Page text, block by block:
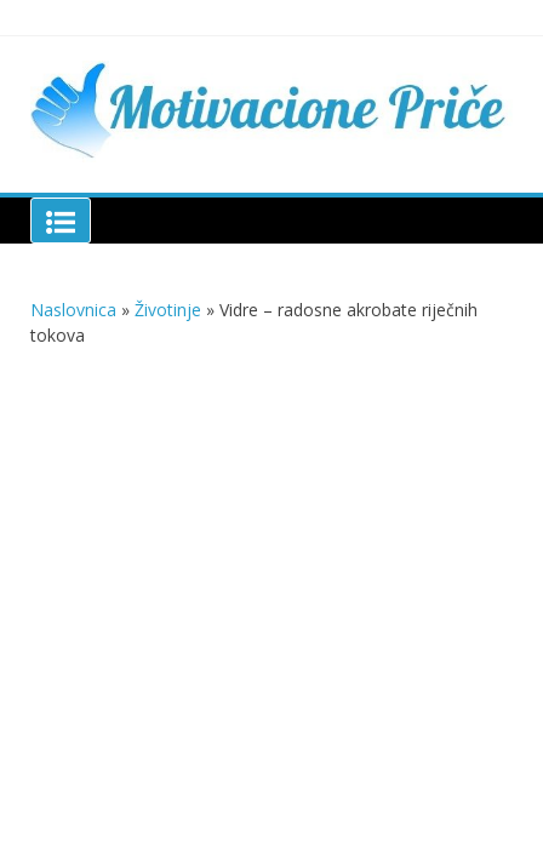
Motivacione Priče
Naslovnica » Životinje » Vidre – radosne akrobate riječnih
tokova